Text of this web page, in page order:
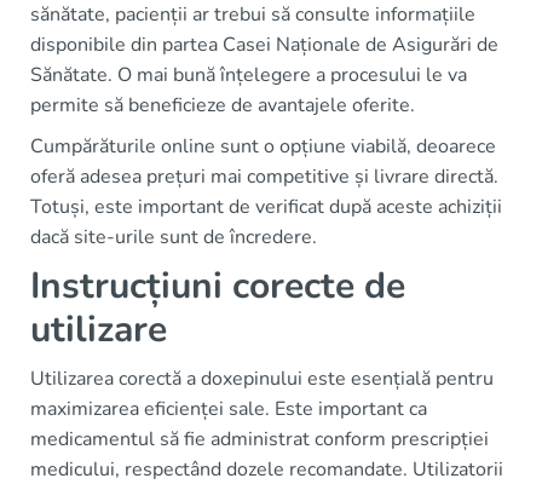
sănătate, pacienții ar trebui să consulte informațiile
disponibile din partea Casei Naționale de Asigurări de
Sănătate. O mai bună înțelegere a procesului le va
permite să beneficieze de avantajele oferite.
Cumpărăturile online sunt o opțiune viabilă, deoarece
oferă adesea prețuri mai competitive și livrare directă.
Totuși, este important de verificat după aceste achiziții
dacă site-urile sunt de încredere.
Instrucțiuni corecte de
utilizare
Utilizarea corectă a doxepinului este esențială pentru
maximizarea eficienței sale. Este important ca
medicamentul să fie administrat conform prescripției
medicului, respectând dozele recomandate. Utilizatorii